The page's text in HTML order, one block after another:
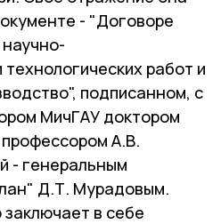
- "Договоре
работ и
подписанном, с
МичГАУ доктором
А.В.
- генеральным
Д.Т. Мурадовым.
в себе